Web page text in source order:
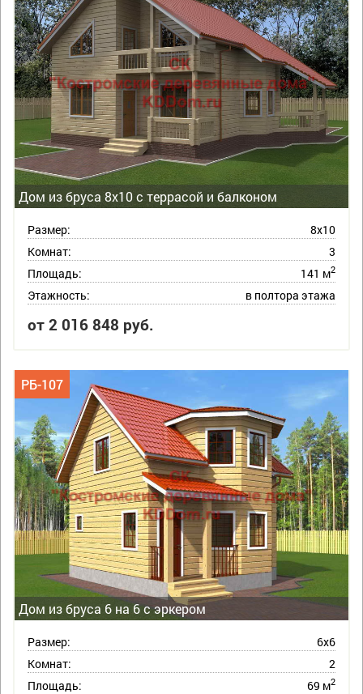
Дом из бруса 8х10 с террасой и балконом
Размер:
8х10
Комнат:
3
Площадь:
141 м2
Этажность: в полтора этажа
от 2 016 848 руб.
Дом из бруса 6 на 6 с эркером
РБ-107
Размер:
6х6
Комнат:
2
Площадь:
69 м2